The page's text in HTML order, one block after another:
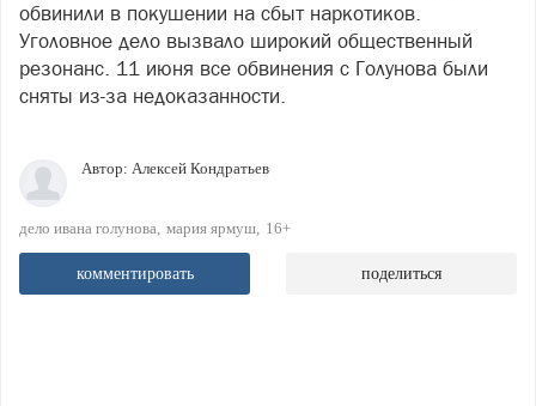
обвинили в покушении на сбыт наркотиков.
Уголовное дело вызвало широкий общественный
резонанс. 11 июня все обвинения с Голунова были
сняты из-за недоказанности.
Автор: Алексей Кондратьев
дело ивана голунова мария ярмуш 16+
комментировать поделиться